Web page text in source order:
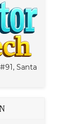
Santa